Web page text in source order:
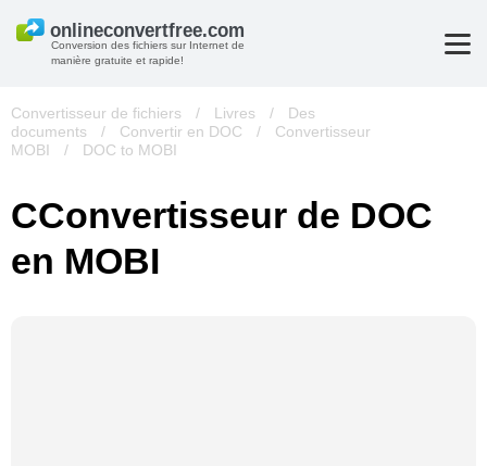
Conversion des fichiers sur Internet de
manière gratuite et rapide!
Convertisseur de fichiers / Livres /
Des
documents
/ Convertir en DOC /
Convertisseur
MOBI
/ DOC to MOBI
СConvertisseur de DOC
en MOBI